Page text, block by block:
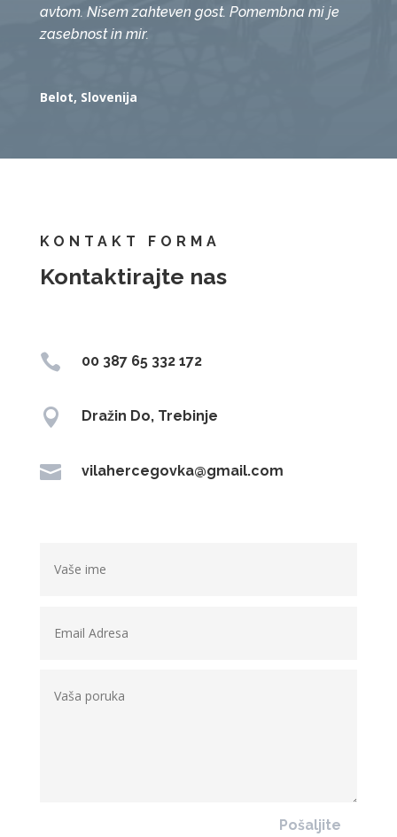
avtom. Nisem zahteven gost. Pomembna mi je
zasebnost in mir.
Belot, Slovenija
KONTAKT FORMA
Kontaktirajte nas
 00 387 65 332 172
 Dražin Do, Trebinje
 vilahercegovka@gmail.com
Pošaljite